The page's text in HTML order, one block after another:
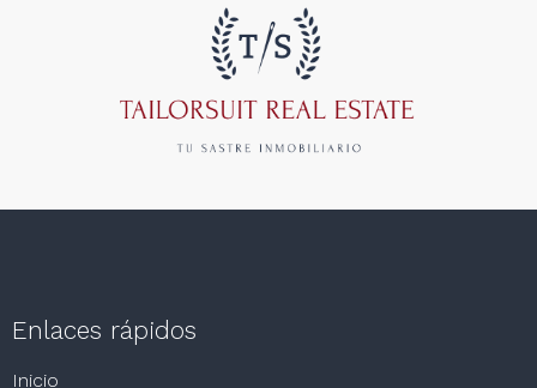
Enlaces rápidos
Inicio